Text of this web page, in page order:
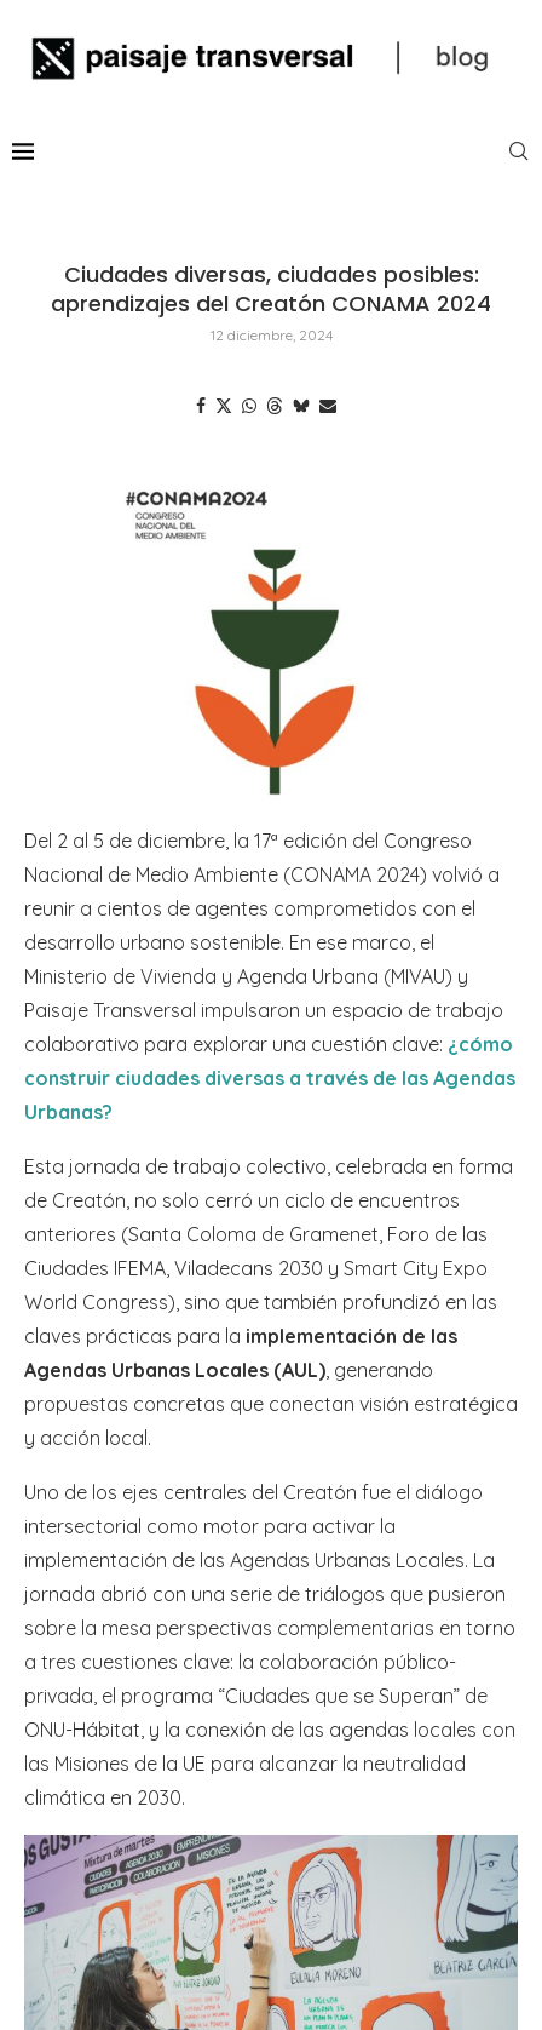
Ciudades diversas, ciudades posibles:
aprendizajes del Creatón CONAMA 2024
12 diciembre, 2024
Del 2 al 5 de diciembre, la 17ª edición del Congreso
Nacional de Medio Ambiente (CONAMA 2024) volvió a
reunir a cientos de agentes comprometidos con el
desarrollo urbano sostenible. En ese marco, el
Ministerio de Vivienda y Agenda Urbana (MIVAU) y
Paisaje Transversal impulsaron un espacio de trabajo
colaborativo para explorar una cuestión clave: ¿cómo
construir ciudades diversas a través de las Agendas
Urbanas?
Esta jornada de trabajo colectivo, celebrada en forma
de Creatón, no solo cerró un ciclo de encuentros
anteriores (Santa Coloma de Gramenet, Foro de las
Ciudades IFEMA, Viladecans 2030 y Smart City Expo
World Congress), sino que también profundizó en las
claves prácticas para la implementación de las
Agendas Urbanas Locales (AUL), generando
propuestas concretas que conectan visión estratégica
y acción local.
Uno de los ejes centrales del Creatón fue el diálogo
intersectorial como motor para activar la
implementación de las Agendas Urbanas Locales. La
jornada abrió con una serie de triálogos que pusieron
sobre la mesa perspectivas complementarias en torno
a tres cuestiones clave: la colaboración público-
privada, el programa “Ciudades que se Superan” de
ONU-Hábitat, y la conexión de las agendas locales con
las Misiones de la UE para alcanzar la neutralidad
climática en 2030.